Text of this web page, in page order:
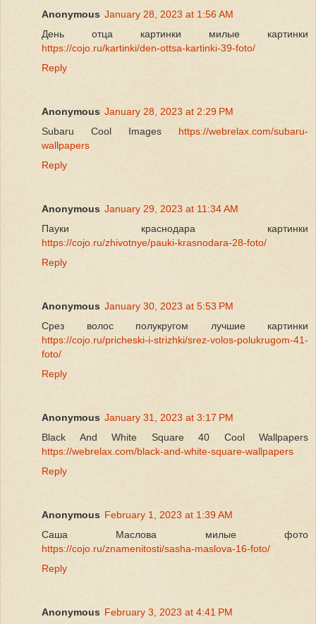
Anonymous January 28, 2023 at 1:56 AM
День отца картинки милые картинки
https://cojo.ru/kartinki/den-ottsa-kartinki-39-foto/
Reply
Anonymous January 28, 2023 at 2:29 PM
Subaru Cool Images https://webrelax.com/subaru-
wallpapers
Reply
Anonymous January 29, 2023 at 11:34 AM
Пауки краснодара картинки
https://cojo.ru/zhivotnye/pauki-krasnodara-28-foto/
Reply
Anonymous January 30, 2023 at 5:53 PM
Срез волос полукругом лучшие картинки
https://cojo.ru/pricheski-i-strizhki/srez-volos-polukrugom-41-
foto/
Reply
Anonymous January 31, 2023 at 3:17 PM
Black And White Square 40 Cool Wallpapers
https://webrelax.com/black-and-white-square-wallpapers
Reply
Anonymous February 1, 2023 at 1:39 AM
Саша Маслова милые фото
https://cojo.ru/znamenitosti/sasha-maslova-16-foto/
Reply
Anonymous February 3, 2023 at 4:41 PM